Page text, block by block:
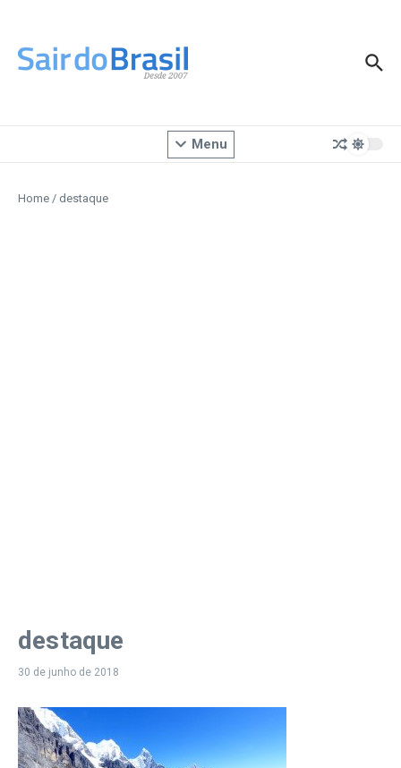
Menu
Home / destaque
destaque
30 de junho de 2018